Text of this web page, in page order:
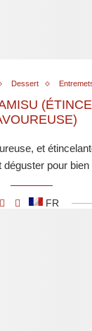
Dessert
et
pour bien
FR